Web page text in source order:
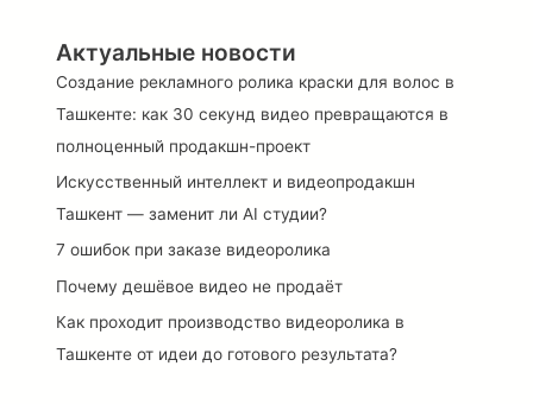
Актуальные новости
Создание рекламного ролика краски для волос в
Ташкенте: как 30 секунд видео превращаются в
полноценный продакшн-проект
Искусственный интеллект и видеопродакшн
Ташкент — заменит ли AI студии?
7 ошибок при заказе видеоролика
Почему дешёвое видео не продаёт
Как проходит производство видеоролика в
Ташкенте от идеи до готового результата?